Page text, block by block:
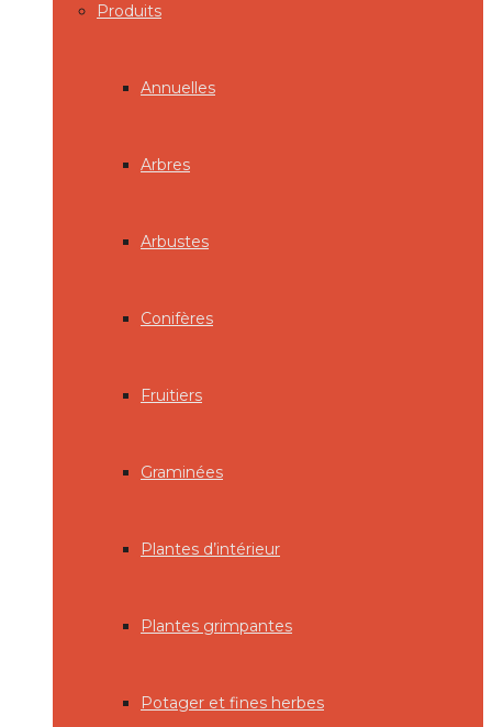
Produits
Annuelles
Arbres
Arbustes
Conifères
Fruitiers
Graminées
Plantes d’intérieur
Plantes grimpantes
Potager et fines herbes